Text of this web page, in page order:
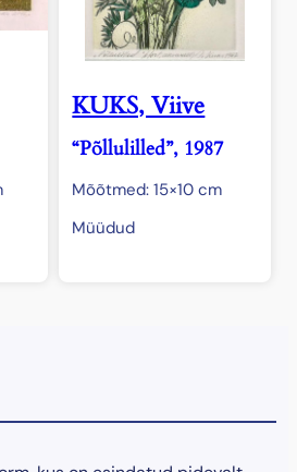
KUKS, Viive
“Põllulilled”, 1987
Mõõtmed: 15×10 cm
Müüdud